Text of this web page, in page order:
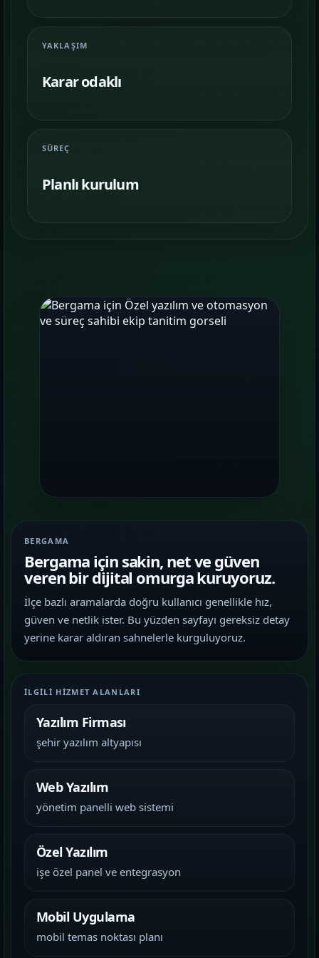
kurulduğunu inceleyin.
YAKLAŞIM
Karar odaklı
SÜREÇ
Planlı kurulum
BERGAMA
Bergama için sakin, net ve güven
veren bir dijital omurga kuruyoruz.
İlçe bazlı aramalarda doğru kullanıcı genellikle hız,
güven ve netlik ister. Bu yüzden sayfayı gereksiz detay
yerine karar aldıran sahnelerle kurguluyoruz.
İLGILI HIZMET ALANLARI
Yazılım Firması
şehir yazılım altyapısı
Web Yazılım
yönetim panelli web sistemi
Özel Yazılım
işe özel panel ve entegrasyon
Mobil Uygulama
mobil temas noktası planı